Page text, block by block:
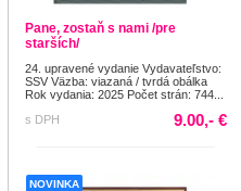
Pane, zostaň s nami /pre
starších/
24. upravené vydanie Vydavateľstvo:
SSV Väzba: viazaná / tvrdá obálka
Rok vydania: 2025 Počet strán: 744...
s DPH
9.00,- €
NOVINKA